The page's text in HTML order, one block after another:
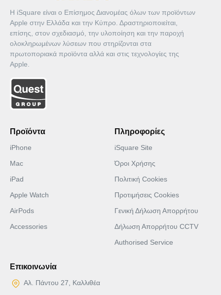
Η iSquare είναι ο Επίσημος Διανομέας όλων των προϊόντων
Apple στην Ελλάδα και την Κύπρο. Δραστηριοποιείται,
επίσης, στον σχεδιασμό, την υλοποίηση και την παροχή
ολοκληρωμένων λύσεων που στηρίζονται στα
πρωτοποριακά προϊόντα αλλά και στις τεχνολογίες της
Apple.
Προϊόντα
iPhone
Mac
iPad
Apple Watch
AirPods
Accessories
Πληροφορίες
iSquare Site
Όροι Χρήσης
Πολιτική Cookies
Προτιμήσεις Cookies
Γενική Δήλωση Απορρήτου
Δήλωση Απορρήτου CCTV
Authorised Service
Επικοινωνία
Αλ. Πάντου 27, Καλλιθέα